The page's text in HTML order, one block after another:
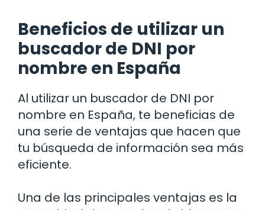
Beneficios de utilizar un
buscador de DNI por
nombre en España
Al utilizar un buscador de DNI por
nombre en España, te beneficias de
una serie de ventajas que hacen que
tu búsqueda de información sea más
eficiente.
Una de las principales ventajas es la